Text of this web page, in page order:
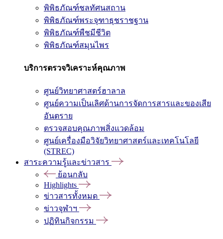
พิพิธภัณฑ์ชลทัศนสถาน
พิพิธภัณฑ์พระจุฑาธุชราชฐาน
พิพิธภัณฑ์พืชมีชีวิต
พิพิธภัณฑ์สมุนไพร
บริการตรวจวิเคราะห์คุณภาพ
ศูนย์วิทยาศาสตร์ฮาลาล
ศูนย์ความเป็นเลิศด้านการจัดการสารและของเสีย
อันตราย
ตรวจสอบคุณภาพสิ่งแวดล้อม
ศูนย์เครื่องมือวิจัยวิทยาศาสตร์และเทคโนโลยี
(STREC)
สาระความรู้และข่าวสาร
ย้อนกลับ
Highlights
ข่าวสารทั้งหมด
ข่าวจุฬาฯ
ปฏิทินกิจกรรม